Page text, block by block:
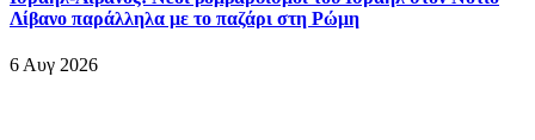
Λίβανο παράλληλα με το παζάρι στη Ρώμη
6 Αυγ 2026